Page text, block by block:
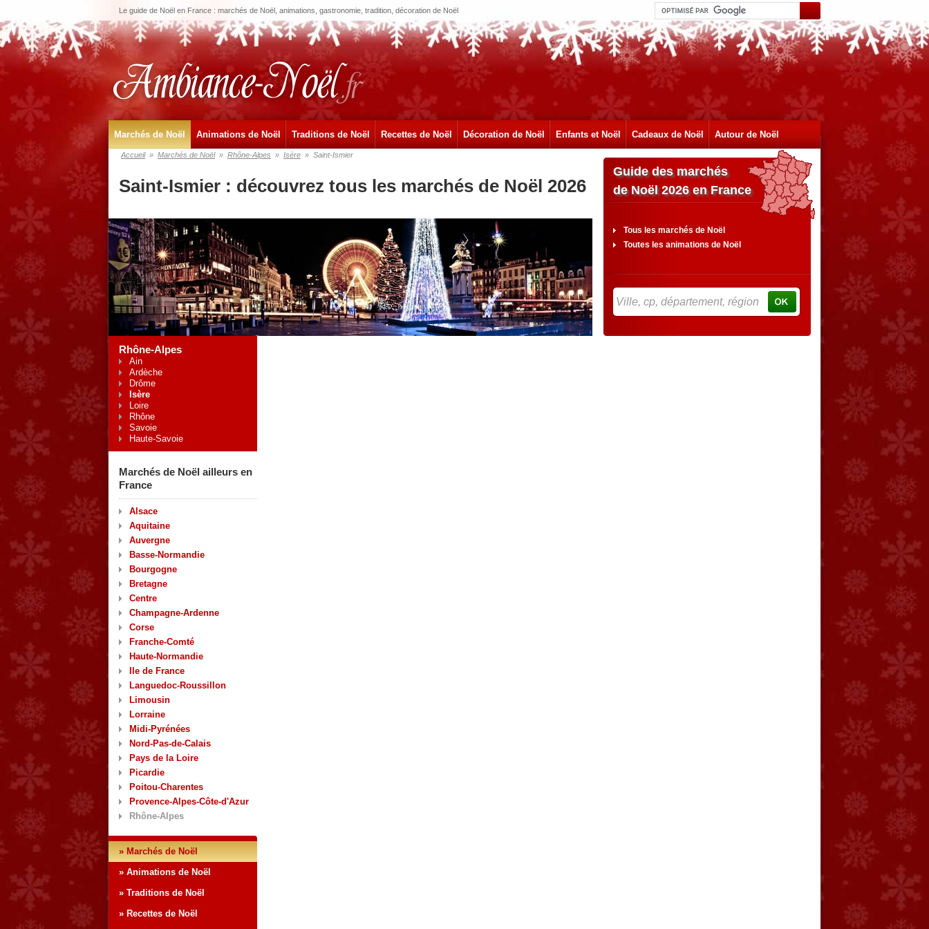
Le guide de Noël en France : marchés de Noël, animations, gastronomie, tradition, décoration de Noël
Marchés de Noël Animations de Noël Traditions de Noël Recettes de Noël Décoration de Noël Enfants et Noël Cadeaux de Noël Autour de Noël
Accueil » Marchés de Noël » Rhône-Alpes » Isère » Saint-Ismier
Saint-Ismier : découvrez tous les marchés de Noël 2026
Rhône-Alpes
Ain
Ardèche
Drôme
Isère
Loire
Rhône
Savoie
Haute-Savoie
Marchés de Noël ailleurs en
France
Alsace
Aquitaine
Auvergne
Basse-Normandie
Bourgogne
Bretagne
Centre
Champagne-Ardenne
Corse
Franche-Comté
Haute-Normandie
Ile de France
Languedoc-Roussillon
Limousin
Lorraine
Midi-Pyrénées
Nord-Pas-de-Calais
Pays de la Loire
Picardie
Poitou-Charentes
Provence-Alpes-Côte-d'Azur
Rhône-Alpes
» Marchés de Noël
» Animations de Noël
» Traditions de Noël
» Recettes de Noël
Guide des marchés
de Noël 2026 en France
Tous les marchés de Noël
Toutes les animations de Noël